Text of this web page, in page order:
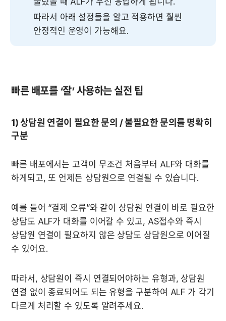
따라서 아래 설정들을 알고 적용하면 훨씬
안정적인 운영이 가능해요.
빠른 배포를 ‘잘’ 사용하는 실전 팁
1) 상담원 연결이 필요한 문의 / 불필요한 문의를 명확히
구분
빠른 배포에서는 고객이 무조건 처음부터 ALF와 대화를
하게되고, 또 언제든 상담원으로 연결될 수 있습니다.
예를 들어 “결제 오류”와 같이 상담원 연결이 바로 필요한
상담도 ALF가 대화를 이어갈 수 있고, AS접수와 즉시
상담원 연결이 필요하지 않은 상담도 상담원으로 이어질
수 있어요.
따라서, 상담원이 즉시 연결되어야하는 유형과, 상담원
연결 없이 종료되어도 되는 유형을 구분하여 ALF 가 각기
다르게 처리할 수 있도록 알려주세요.